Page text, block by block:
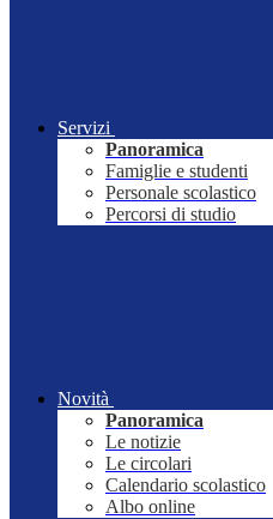
Servizi
Panoramica
Famiglie e studenti
Personale scolastico
Percorsi di studio
Novità
Panoramica
Le notizie
Le circolari
Calendario scolastico
Albo online